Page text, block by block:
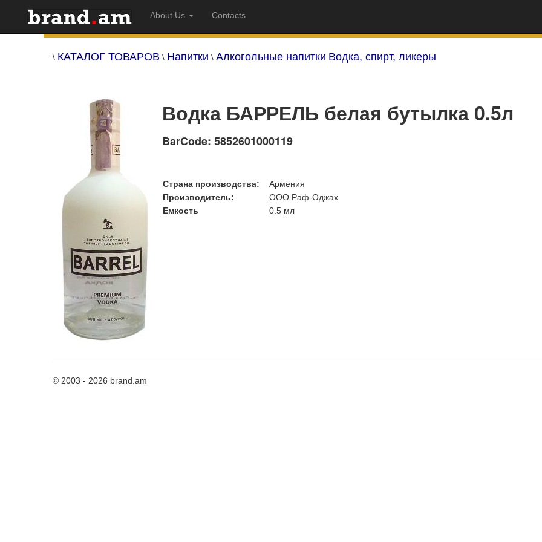
About Us Contacts
\ КАТАЛОГ ТОВАРОВ \ Напитки \ Алкогольные напитки Водка, спирт, ликеры
Водка БАРРЕЛЬ белая бутылка 0.5л
BarCode: 5852601000119
Страна производства:
Армения
Производитель:
ООО Раф-Оджах
Емкость
0.5 мл
© 2003 - 2026 brand.am